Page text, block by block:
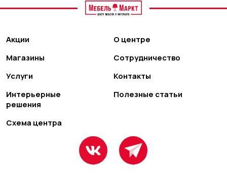
Акции
Магазины
Услуги
Интерьерные
решения
Схема центра
О центре
Сотрудничество
Контакты
Полезные статьи